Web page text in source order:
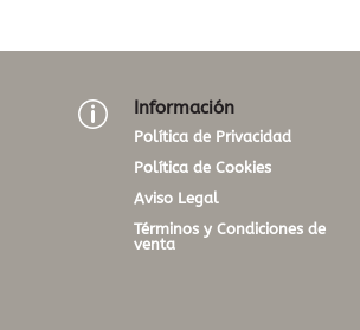
p Información
Política de Privacidad
Política de Cookies
Aviso Legal
Términos y Condiciones de
venta